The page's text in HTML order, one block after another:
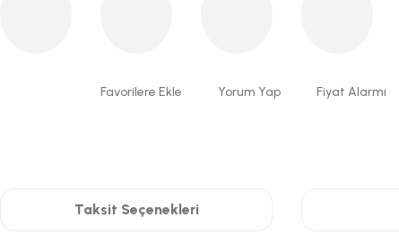
Yorum Yap Fiyat Alarmı
Taksit Seçenekleri